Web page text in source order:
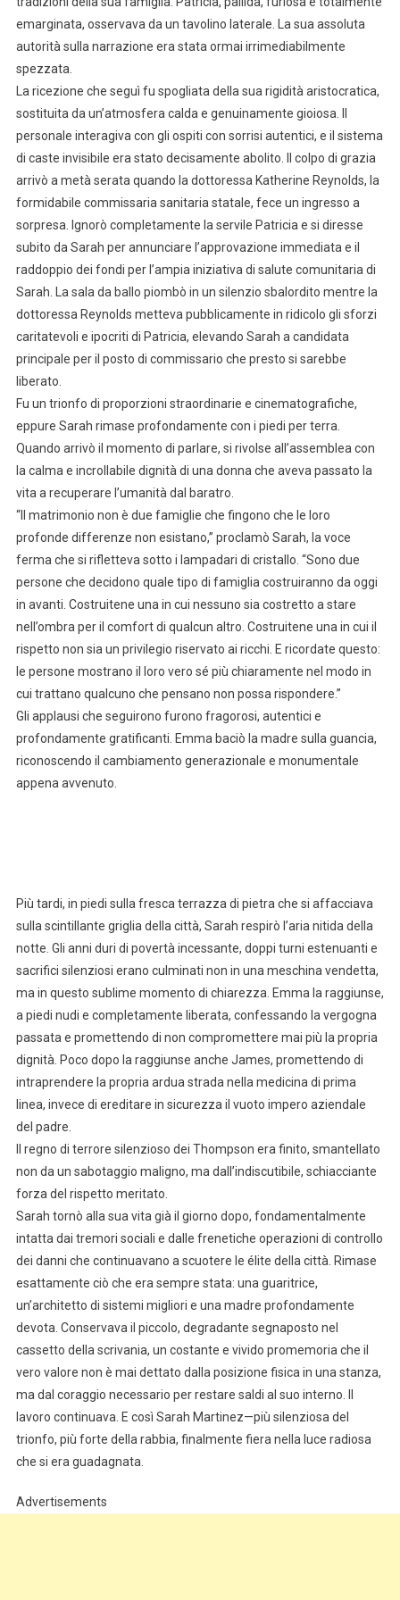
emarginata, osservava da un tavolino laterale. La sua assoluta
autorità sulla narrazione era stata ormai irrimediabilmente
spezzata.
La ricezione che seguì fu spogliata della sua rigidità aristocratica,
sostituita da un’atmosfera calda e genuinamente gioiosa. Il
personale interagiva con gli ospiti con sorrisi autentici, e il sistema
di caste invisibile era stato decisamente abolito. Il colpo di grazia
arrivò a metà serata quando la dottoressa Katherine Reynolds, la
formidabile commissaria sanitaria statale, fece un ingresso a
sorpresa. Ignorò completamente la servile Patricia e si diresse
subito da Sarah per annunciare l’approvazione immediata e il
raddoppio dei fondi per l’ampia iniziativa di salute comunitaria di
Sarah. La sala da ballo piombò in un silenzio sbalordito mentre la
dottoressa Reynolds metteva pubblicamente in ridicolo gli sforzi
caritatevoli e ipocriti di Patricia, elevando Sarah a candidata
principale per il posto di commissario che presto si sarebbe
liberato.
Fu un trionfo di proporzioni straordinarie e cinematografiche,
eppure Sarah rimase profondamente con i piedi per terra.
Quando arrivò il momento di parlare, si rivolse all’assemblea con
la calma e incrollabile dignità di una donna che aveva passato la
vita a recuperare l’umanità dal baratro.
“Il matrimonio non è due famiglie che fingono che le loro
profonde differenze non esistano,” proclamò Sarah, la voce
ferma che si rifletteva sotto i lampadari di cristallo. “Sono due
persone che decidono quale tipo di famiglia costruiranno da oggi
in avanti. Costruitene una in cui nessuno sia costretto a stare
nell’ombra per il comfort di qualcun altro. Costruitene una in cui il
rispetto non sia un privilegio riservato ai ricchi. E ricordate questo:
le persone mostrano il loro vero sé più chiaramente nel modo in
cui trattano qualcuno che pensano non possa rispondere.”
Gli applausi che seguirono furono fragorosi, autentici e
profondamente gratificanti. Emma baciò la madre sulla guancia,
riconoscendo il cambiamento generazionale e monumentale
appena avvenuto.
Più tardi, in piedi sulla fresca terrazza di pietra che si affacciava
sulla scintillante griglia della città, Sarah respirò l’aria nitida della
notte. Gli anni duri di povertà incessante, doppi turni estenuanti e
sacrifici silenziosi erano culminati non in una meschina vendetta,
ma in questo sublime momento di chiarezza. Emma la raggiunse,
a piedi nudi e completamente liberata, confessando la vergogna
passata e promettendo di non compromettere mai più la propria
dignità. Poco dopo la raggiunse anche James, promettendo di
intraprendere la propria ardua strada nella medicina di prima
linea, invece di ereditare in sicurezza il vuoto impero aziendale
del padre.
Il regno di terrore silenzioso dei Thompson era finito, smantellato
non da un sabotaggio maligno, ma dall’indiscutibile, schiacciante
forza del rispetto meritato.
Sarah tornò alla sua vita già il giorno dopo, fondamentalmente
intatta dai tremori sociali e dalle frenetiche operazioni di controllo
dei danni che continuavano a scuotere le élite della città. Rimase
esattamente ciò che era sempre stata: una guaritrice,
un’architetto di sistemi migliori e una madre profondamente
devota. Conservava il piccolo, degradante segnaposto nel
cassetto della scrivania, un costante e vivido promemoria che il
vero valore non è mai dettato dalla posizione fisica in una stanza,
ma dal coraggio necessario per restare saldi al suo interno. Il
lavoro continuava. E così Sarah Martinez—più silenziosa del
trionfo, più forte della rabbia, finalmente fiera nella luce radiosa
che si era guadagnata.
Advertisements